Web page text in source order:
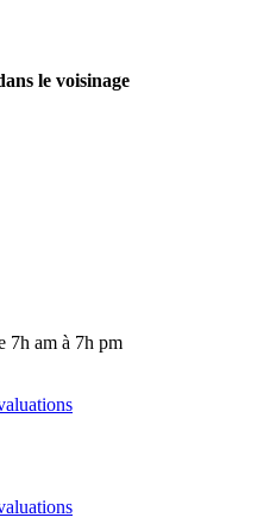
le voisinage
7h am à 7h pm